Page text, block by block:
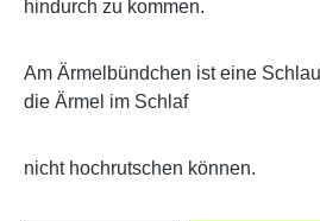
hindurch zu kommen.
Am Ärmelbündchen ist eine
die Ärmel im Schlaf
nicht hochrutschen können.